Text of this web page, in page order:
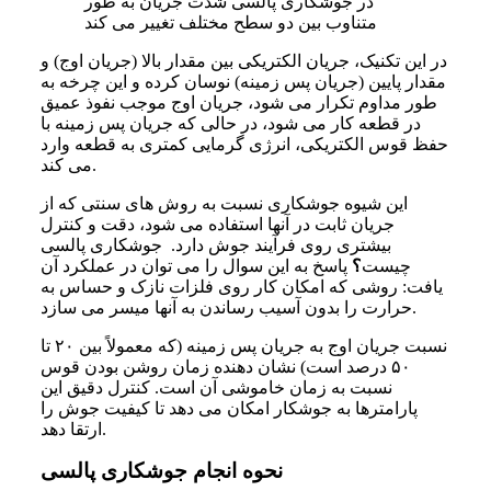
متناوب بین دو سطح مختلف تغییر می کند
در این تکنیک، جریان الکتریکی بین مقدار بالا (جریان اوج) و
مقدار پایین (جریان پس زمینه) نوسان کرده و این چرخه به
طور مداوم تکرار می شود، جریان اوج موجب نفوذ عمیق
در قطعه کار می شود، در حالی که جریان پس زمینه با
حفظ قوس الکتریکی، انرژی گرمایی کمتری به قطعه وارد
می کند.
این شیوه جوشکاری نسبت به روش های سنتی که از
جریان ثابت در آنها استفاده می شود، دقت و کنترل
بیشتری روی فرآیند جوش دارد. جوشکاری پالسی
چیست؟ پاسخ به این سوال را می توان در عملکرد آن
یافت: روشی که امکان کار روی فلزات نازک و حساس به
حرارت را بدون آسیب رساندن به آنها میسر می سازد.
نسبت جریان اوج به جریان پس زمینه (که معمولاً بین ۲۰ تا
۵۰ درصد است) نشان دهنده زمان روشن بودن قوس
نسبت به زمان خاموشی آن است. کنترل دقیق این
پارامترها به جوشکار امکان می دهد تا کیفیت جوش را
ارتقا دهد.
نحوه انجام جوشکاری پالسی